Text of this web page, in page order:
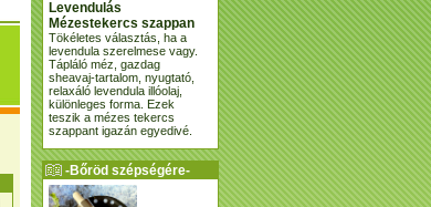
Levendulás
Mézestekercs szappan
Tökéletes választás, ha a
levendula szerelmese vagy.
Tápláló méz, gazdag
sheavaj-tartalom, nyugtató,
relaxáló levendula illóolaj,
különleges forma. Ezek
teszik a mézes tekercs
szappant igazán egyedivé.
-Bőröd szépségére-